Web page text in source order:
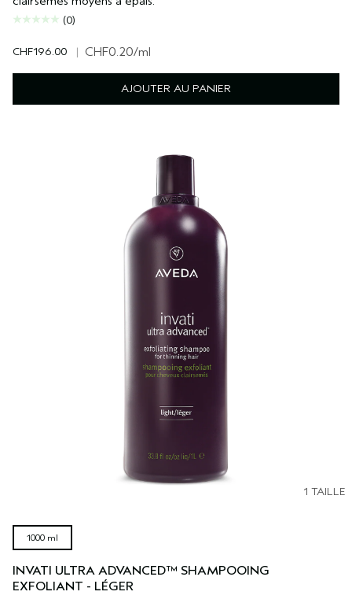
(0)
CHF196.00 | CHF0.20/ml
AJOUTER AU PANIER
1 TAILLE
1000 ml
INVATI ULTRA ADVANCED™ SHAMPOOING
EXFOLIANT - LÉGER